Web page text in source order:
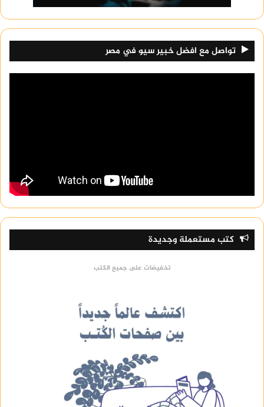
تواصل مع افضل خبير سيو في مصر
كتب مستعملة وجديدة
تخفيضات على جميع الكتب